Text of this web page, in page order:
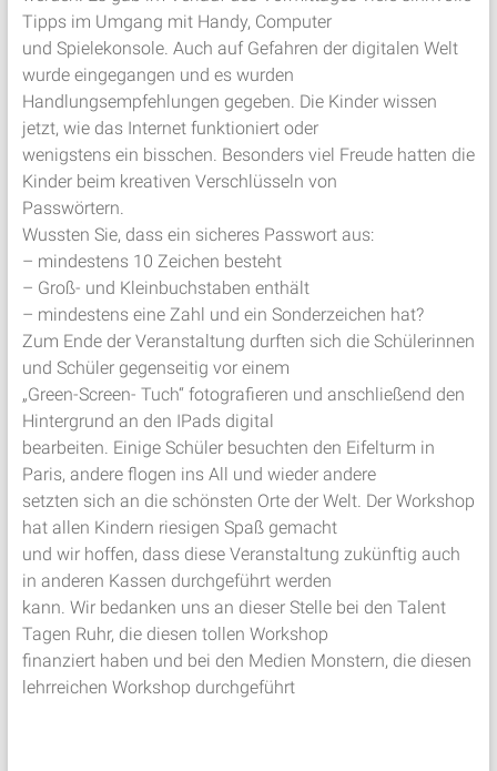
Tipps im Umgang mit Handy, Computer
und Spielekonsole. Auch auf Gefahren der digitalen Welt
wurde eingegangen und es wurden
Handlungsempfehlungen gegeben. Die Kinder wissen
jetzt, wie das Internet funktioniert oder
wenigstens ein bisschen. Besonders viel Freude hatten die
Kinder beim kreativen Verschlüsseln von
Passwörtern.
Wussten Sie, dass ein sicheres Passwort aus:
– mindestens 10 Zeichen besteht
– Groß- und Kleinbuchstaben enthält
– mindestens eine Zahl und ein Sonderzeichen hat?
Zum Ende der Veranstaltung durften sich die Schülerinnen
und Schüler gegenseitig vor einem
„Green-Screen- Tuch“ fotografieren und anschließend den
Hintergrund an den IPads digital
bearbeiten. Einige Schüler besuchten den Eifelturm in
Paris, andere flogen ins All und wieder andere
setzten sich an die schönsten Orte der Welt. Der Workshop
hat allen Kindern riesigen Spaß gemacht
und wir hoffen, dass diese Veranstaltung zukünftig auch
in anderen Kassen durchgeführt werden
kann. Wir bedanken uns an dieser Stelle bei den Talent
Tagen Ruhr, die diesen tollen Workshop
finanziert haben und bei den Medien Monstern, die diesen
lehrreichen Workshop durchgeführt